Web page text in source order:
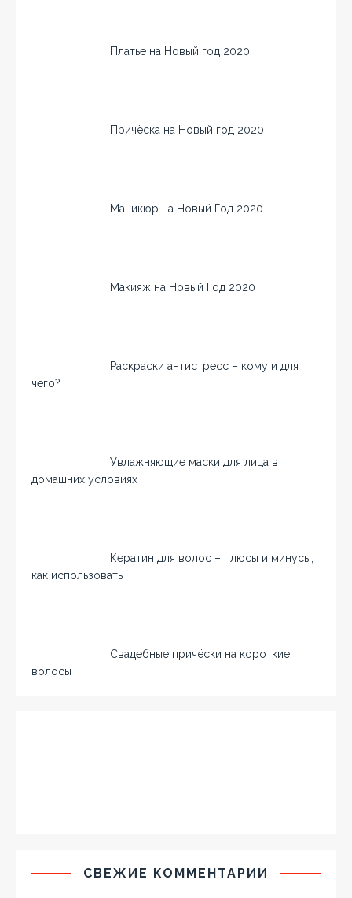
Платье на Новый год 2020
Причёска на Новый год 2020
Маникюр на Новый Год 2020
Макияж на Новый Год 2020
Раскраски антистресс – кому и для
чего?
Увлажняющие маски для лица в
домашних условиях
Кератин для волос – плюсы и минусы,
как использовать
Свадебные причёски на короткие
волосы
СВЕЖИЕ КОММЕНТАРИИ